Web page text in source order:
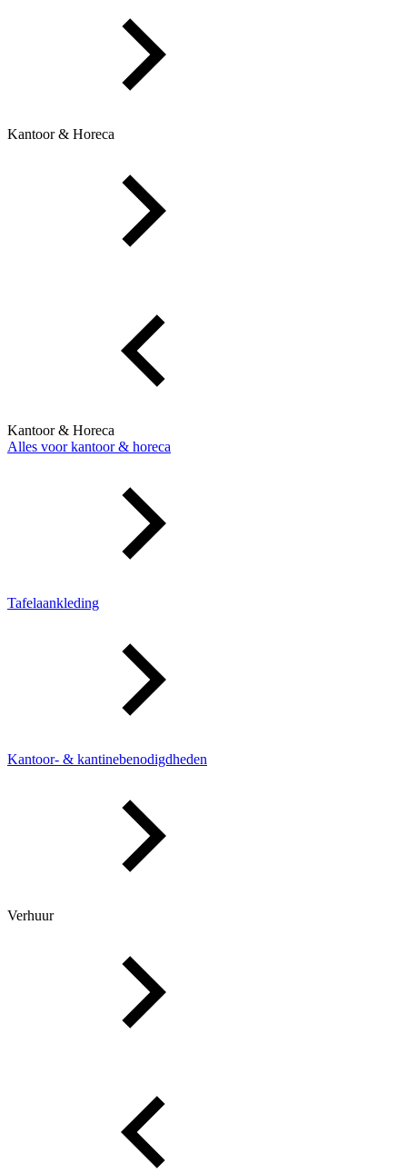
Kantoor & Horeca
Kantoor & Horeca
Alles voor kantoor & horeca
Tafelaankleding
Kantoor- & kantinebenodigdheden
Verhuur